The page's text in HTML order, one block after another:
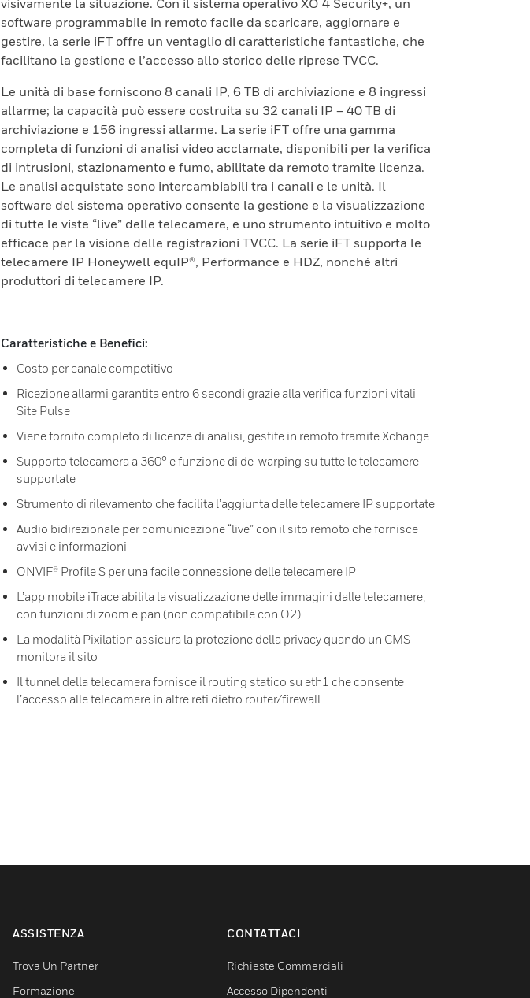
visivamente la situazione. Con il sistema operativo XO 4 Security+, un
software programmabile in remoto facile da scaricare, aggiornare e
gestire, la serie iFT offre un ventaglio di caratteristiche fantastiche, che
facilitano la gestione e l’accesso allo storico delle riprese TVCC.
Le unità di base forniscono 8 canali IP, 6 TB di archiviazione e 8 ingressi
allarme; la capacità può essere costruita su 32 canali IP – 40 TB di
archiviazione e 156 ingressi allarme. La serie iFT offre una gamma
completa di funzioni di analisi video acclamate, disponibili per la verifica
di intrusioni, stazionamento e fumo, abilitate da remoto tramite licenza.
Le analisi acquistate sono intercambiabili tra i canali e le unità. Il
software del sistema operativo consente la gestione e la visualizzazione
di tutte le viste “live” delle telecamere, e uno strumento intuitivo e molto
efficace per la visione delle registrazioni TVCC. La serie iFT supporta le
telecamere IP Honeywell equIP®, Performance e HDZ, nonché altri
produttori di telecamere IP.
Caratteristiche e Benefici:
Costo per canale competitivo
Ricezione allarmi garantita entro 6 secondi grazie alla verifica funzioni vitali
Site Pulse
Viene fornito completo di licenze di analisi, gestite in remoto tramite Xchange
Supporto telecamera a 360° e funzione di de-warping su tutte le telecamere
supportate
Strumento di rilevamento che facilita l’aggiunta delle telecamere IP supportate
Audio bidirezionale per comunicazione “live” con il sito remoto che fornisce
avvisi e informazioni
ONVIF® Profile S per una facile connessione delle telecamere IP
L’app mobile iTrace abilita la visualizzazione delle immagini dalle telecamere,
con funzioni di zoom e pan (non compatibile con O2)
La modalità Pixilation assicura la protezione della privacy quando un CMS
monitora il sito
Il tunnel della telecamera fornisce il routing statico su eth1 che consente
l’accesso alle telecamere in altre reti dietro router/firewall
ASSISTENZA
Trova Un Partner
Formazione
CONTATTACI
Richieste Commerciali
Accesso Dipendenti